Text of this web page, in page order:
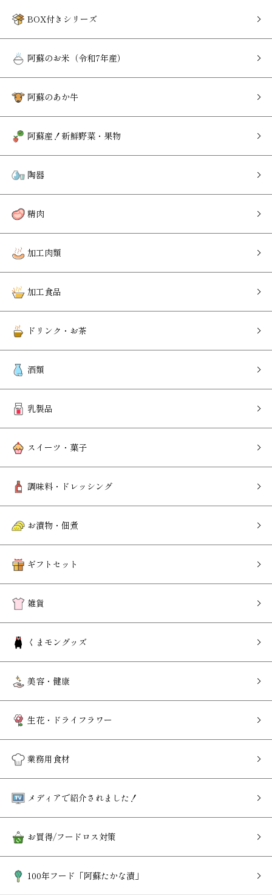
BOX付きシリーズ
阿蘇のお米（令和7年産）
阿蘇のあか牛
阿蘇産！新鮮野菜・果物
陶器
精肉
加工肉類
加工食品
ドリンク・お茶
酒類
乳製品
スイーツ・菓子
調味料・ドレッシング
お漬物・佃煮
ギフトセット
雑貨
くまモングッズ
美容・健康
生花・ドライフラワー
業務用食材
メディアで紹介されました！
お買得/フードロス対策
100年フード「阿蘇たかな漬」